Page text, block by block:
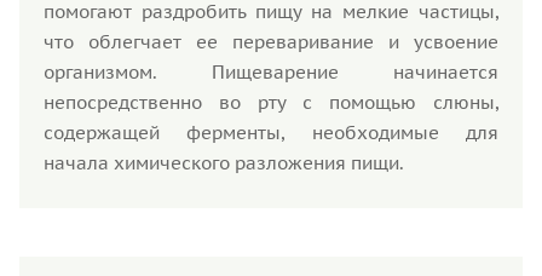
помогают раздробить пищу на мелкие частицы,
что облегчает ее переваривание и усвоение
организмом. Пищеварение начинается
непосредственно во рту с помощью слюны,
содержащей ферменты, необходимые для
начала химического разложения пищи.